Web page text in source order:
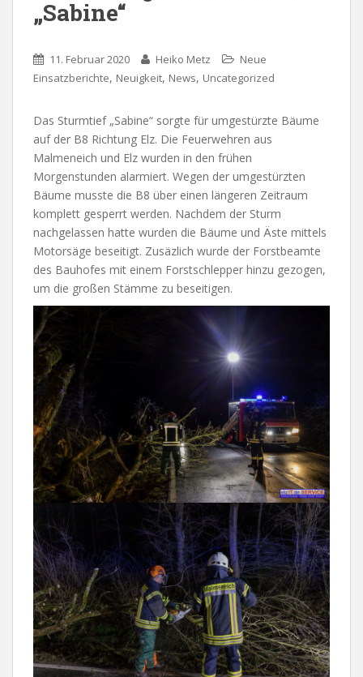
„Sabine“
11. Februar 2020 Heiko Metz
Neue
Einsatzberichte, Neuigkeit, News, Uncategorized
Das Sturmtief „Sabine“ sorgte für umgestürzte Bäume
auf der B8 Richtung Elz. Die Feuerwehren aus
Malmeneich und Elz wurden in den frühen
Morgenstunden alarmiert. Wegen der umgestürzten
Bäume musste die B8 über einen längeren Zeitraum
komplett gesperrt werden. Nachdem der Sturm
nachgelassen hatte wurden die Bäume und Äste mittels
Motorsäge beseitigt. Zusäzlich wurde der Forstbeamte
des Bauhofes mit einem Forstschlepper hinzu gezogen,
um die großen Stämme zu beseitigen.